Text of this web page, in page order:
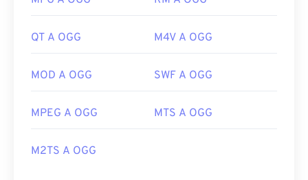
QT A OGG M4V A OGG
MOD A OGG SWF A OGG
MPEG A OGG MTS A OGG
M2TS A OGG